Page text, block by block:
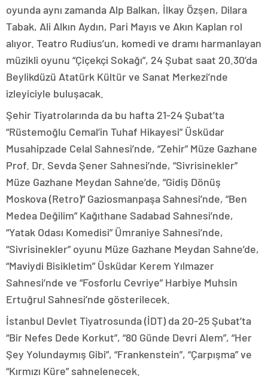
oyunda aynı zamanda Alp Balkan, İlkay Özşen, Dilara
Tabak, Ali Alkın Aydın, Pari Mayıs ve Akın Kaplan rol
alıyor. Teatro Rudius’un, komedi ve dramı harmanlayan
müzikli oyunu “Çiçekçi Sokağı”, 24 Şubat saat 20.30’da
Beylikdüzü Atatürk Kültür ve Sanat Merkezi’nde
izleyiciyle buluşacak.
Şehir Tiyatrolarında da bu hafta 21-24 Şubat’ta
“Rüstemoğlu Cemal’in Tuhaf Hikayesi” Üsküdar
Musahipzade Celal Sahnesi’nde, “Zehir” Müze Gazhane
Prof. Dr. Sevda Şener Sahnesi’nde, “Sivrisinekler”
Müze Gazhane Meydan Sahne’de, “Gidiş Dönüş
Moskova (Retro)” Gaziosmanpaşa Sahnesi’nde, “Ben
Medea Değilim” Kağıthane Sadabad Sahnesi’nde,
“Yatak Odası Komedisi” Ümraniye Sahnesi’nde,
“Sivrisinekler” oyunu Müze Gazhane Meydan Sahne’de,
“Maviydi Bisikletim” Üsküdar Kerem Yılmazer
Sahnesi’nde ve “Fosforlu Cevriye” Harbiye Muhsin
Ertuğrul Sahnesi’nde gösterilecek.
İstanbul Devlet Tiyatrosunda (İDT) da 20-25 Şubat’ta
“Bir Nefes Dede Korkut”, “80 Günde Devri Alem”, “Her
Şey Yolundaymış Gibi”, “Frankenstein”, “Çarpışma” ve
“Kırmızı Küre” sahnelenecek.